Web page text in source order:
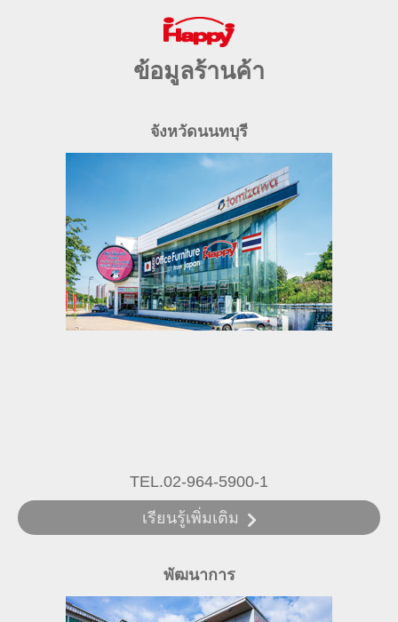
ข้อมูลร้านค้า
จังหวัดนนทบุรี
TEL.02-964-5900-1
เรียนรู้เพิ่มเติม
พัฒนาการ